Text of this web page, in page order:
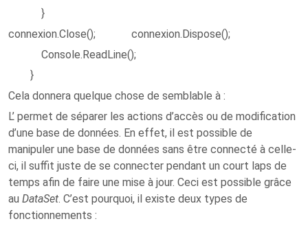
}
connexion.Close(); connexion.Dispose();
Console.ReadLine();
}
Cela donnera quelque chose de semblable à :
L’ permet de séparer les actions d’accès ou de modification
d’une base de données. En effet, il est possible de
manipuler une base de données sans être connecté à celle-
ci, il suffit juste de se connecter pendant un court laps de
temps afin de faire une mise à jour. Ceci est possible grâce
au DataSet. C’est pourquoi, il existe deux types de
fonctionnements :